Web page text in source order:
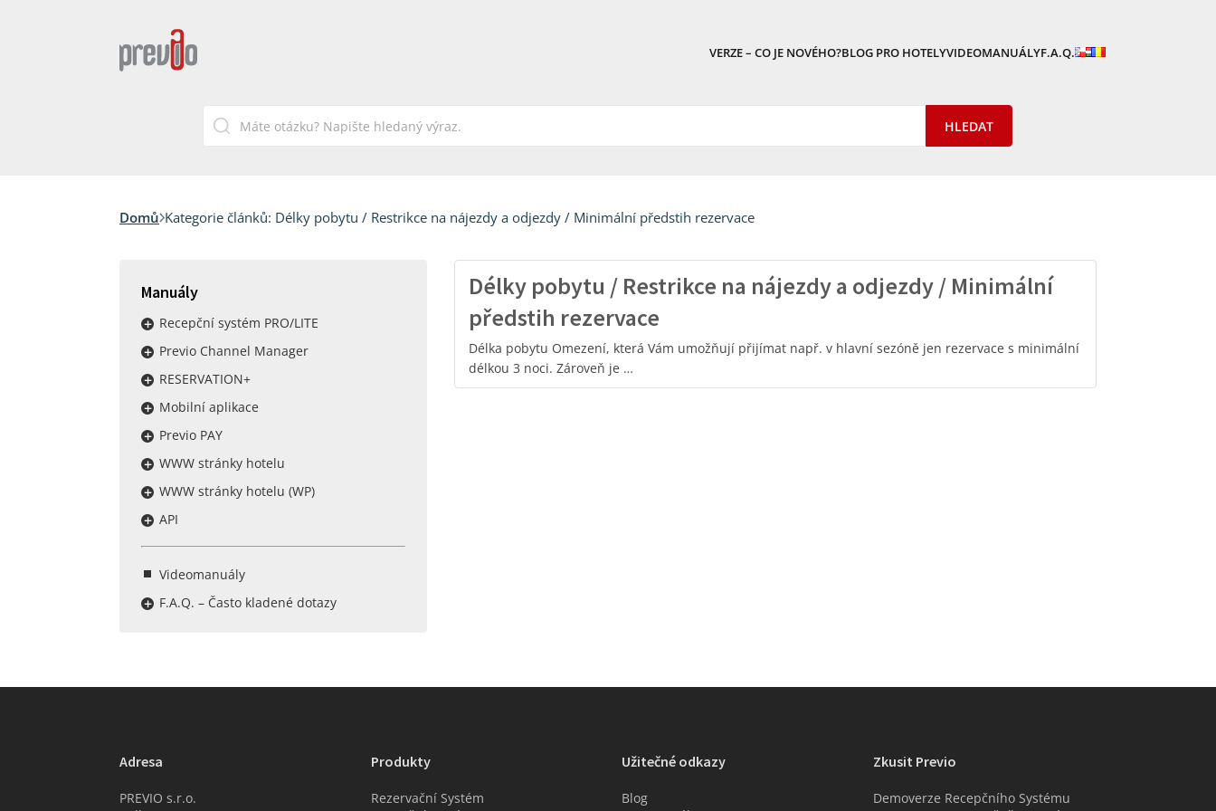
VERZE – CO JE NOVÉHO?BLOG PRO HOTELYVIDEOMANUÁLYF.A.Q.
Domů Kategorie článků: Délky pobytu / Restrikce na nájezdy a odjezdy / Minimální předstih rezervace
Manuály
Recepční systém PRO/LITE
Previo Channel Manager
RESERVATION+
Mobilní aplikace
Previo PAY
WWW stránky hotelu
WWW stránky hotelu (WP)
API
Videomanuály
F.A.Q. – Často kladené dotazy
Délky pobytu / Restrikce na nájezdy a odjezdy / Minimální
předstih rezervace
Délka pobytu Omezení, která Vám umožňují přijímat např. v hlavní sezóně jen rezervace s minimální
délkou 3 noci. Zároveň je …
Adresa
PREVIO s.r.o.
Produkty
Rezervační Systém
Užitečné odkazy
Blog
Zkusit Previo
Demoverze Recepčního Systému